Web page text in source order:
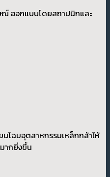
ณ์ ออกแบบโดยสถาปนิกและ
โฉมอุตสาหกรรมเหล็กกล้าให้
ากยิ่งขึ้น